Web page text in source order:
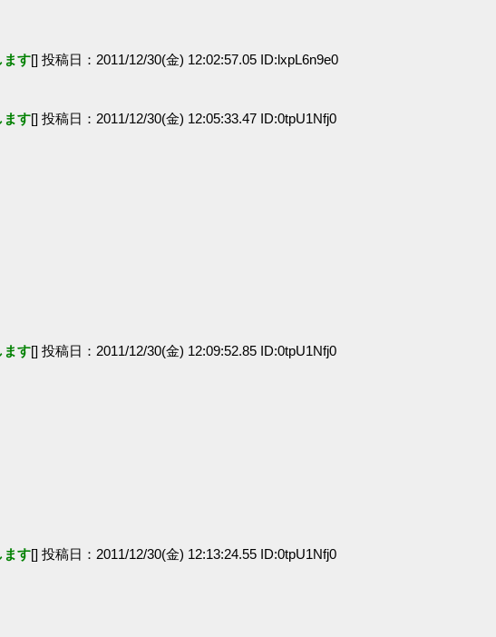
ます[] 投稿日：2011/12/30(金) 12:02:57.05 ID:lxpL6n9e0
ます[] 投稿日：2011/12/30(金) 12:05:33.47 ID:0tpU1Nfj0
ます[] 投稿日：2011/12/30(金) 12:09:52.85 ID:0tpU1Nfj0
ます[] 投稿日：2011/12/30(金) 12:13:24.55 ID:0tpU1Nfj0